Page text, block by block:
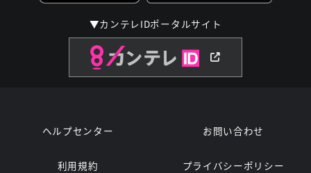
▼カンテレIDポータルサイト
ヘルプセンター お問い合わせ
利用規約 プライバシーポリシー